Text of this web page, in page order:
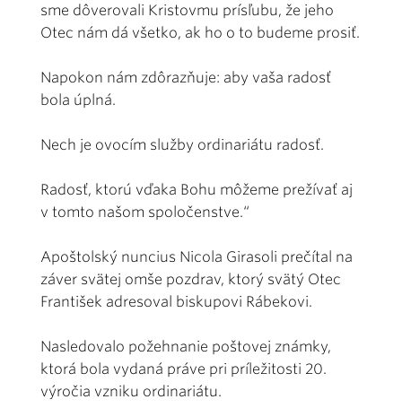
sme dôverovali Kristovmu prísľubu, že jeho
Otec nám dá všetko, ak ho o to budeme prosiť.
Napokon nám zdôrazňuje: aby vaša radosť
bola úplná.
Nech je ovocím služby ordinariátu radosť.
Radosť, ktorú vďaka Bohu môžeme prežívať aj
v tomto našom spoločenstve.“
Apoštolský nuncius Nicola Girasoli prečítal na
záver svätej omše pozdrav, ktorý svätý Otec
František adresoval biskupovi Rábekovi.
Nasledovalo požehnanie poštovej známky,
ktorá bola vydaná práve pri príležitosti 20.
výročia vzniku ordinariátu.